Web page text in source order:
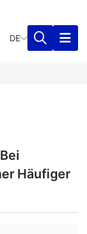
DE
Häufiger